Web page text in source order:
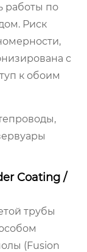
работы по
Риск
с
к обоим
Coating /
трубы
(Fusion